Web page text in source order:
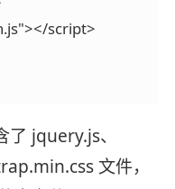
script>
jquery.js、
文件，